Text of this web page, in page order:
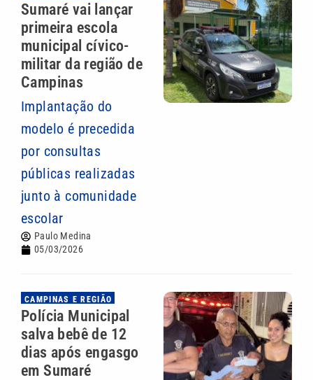
Sumaré vai lançar
primeira escola
municipal cívico-
militar da região de
Campinas
Implantação do
modelo é precedida
por consultas
públicas realizadas
junto à comunidade
escolar
Paulo Medina
05/03/2026
CAMPINAS E REGIÃO
Polícia Municipal
salva bebê de 12
dias após engasgo
em Sumaré